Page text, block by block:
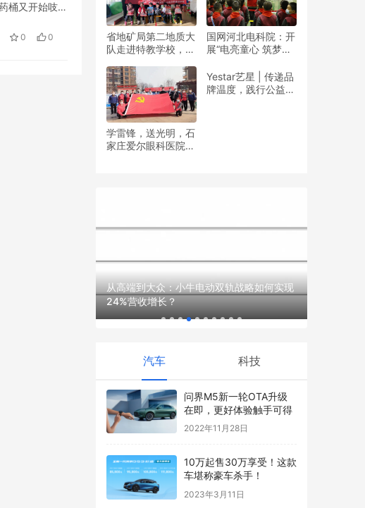
桶又开始吱吱
0 0
省地矿局第二地质大
队走进特教学校，暖
国网河北电科院：开
展“电亮童心 筑梦未
学雷锋，送光明，石
家庄爱尔眼科医院党
Yestar艺星 | 传递品
牌温度，践行公益之
从高端到大众：小牛电动双轨战略如何实现
24%营收增长？
汽车 科技
问界M5新一轮OTA升级
在即，更好体验触手可得
2022年11月28日
10万起售30万享受！这款
车堪称豪车杀手！
2023年3月11日